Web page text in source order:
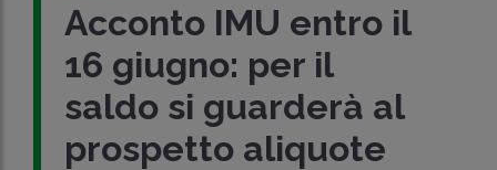
Acconto IMU entro il
16 giugno: per il
saldo si guarderà al
prospetto aliquote